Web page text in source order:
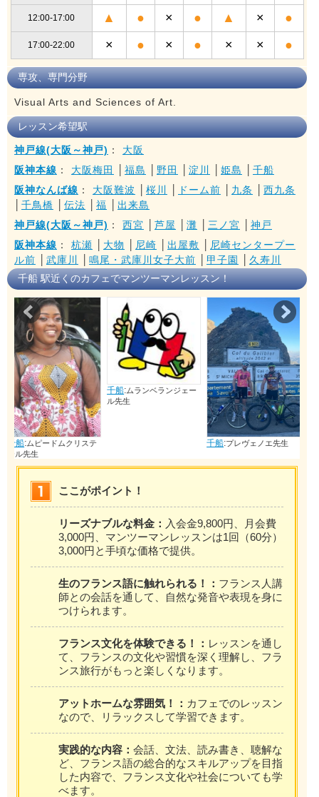
12:00-17:00 ▲ ● × ● ▲ × ●
17:00-22:00 × ● × ● × × ●
専攻、専門分野
Visual Arts and Sciences of Art.
レッスン希望駅
神戸線(大阪～神戸) ： 大阪
阪神本線 ： 大阪梅田 福島 野田 淀川 姫島
千船
阪神なんば線 ： 大阪難波 桜川 ドーム前 九条
西九条
千鳥橋 伝法 福
出来島
神戸線(大阪～神戸) ： 西宮 芦屋 灘 三ノ宮
神戸
阪神本線 ： 杭瀬 大物 尼崎 出屋敷
尼崎センタープー
ル前
武庫川 鳴尾・武庫川女子大前 甲子園
久寿川
千船 駅近くのカフェでマンツーマンレッスン！
ステ
千船:ムランベランジェー
ル先生
プレヴェノエ先生 千船:リコウジュリアン先
Prev
ここがポイント！
リーズナブルな料金： 入会金9,800円、月会費
3,000円、マンツーマンレッスンは1回（60分）
3,000円と手頃な価格で提供。
生のフランス語に触れられる！： フランス人講
師との会話を通して、自然な発音や表現を身に
つけられます。
フランス文化を体験できる！： レッスンを通し
て、フランスの文化や習慣を深く理解し、フラ
ンス旅行がもっと楽しくなります。
アットホームな雰囲気！： カフェでのレッスン
なので、リラックスして学習できます。
実践的な内容： 会話、文法、読み書き、聴解な
ど、フランス語の総合的なスキルアップを目指
した内容で、フランス文化や社会についても学
べます。